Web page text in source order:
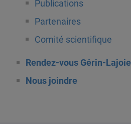
Publications
Partenaires
Comité scientifique
Rendez-vous Gérin-Lajoie
Nous joindre